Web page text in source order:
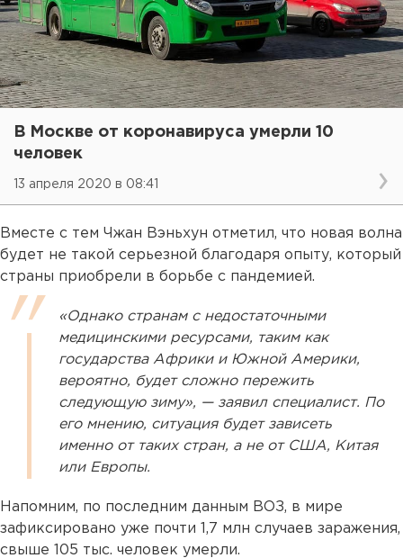
В Москве от коронавируса умерли 10
человек
13 апреля 2020 в 08:41
Вместе с тем Чжан Вэньхун отметил, что новая волна
будет не такой серьезной благодаря опыту, который
страны приобрели в борьбе с пандемией.
«Однако странам с недостаточными
медицинскими ресурсами, таким как
государства Африки и Южной Америки,
вероятно, будет сложно пережить
следующую зиму», — заявил специалист. По
его мнению, ситуация будет зависеть
именно от таких стран, а не от США, Китая
или Европы.
Напомним, по последним данным ВОЗ, в мире
зафиксировано уже почти 1,7 млн случаев заражения,
свыше 105 тыс. человек умерли.